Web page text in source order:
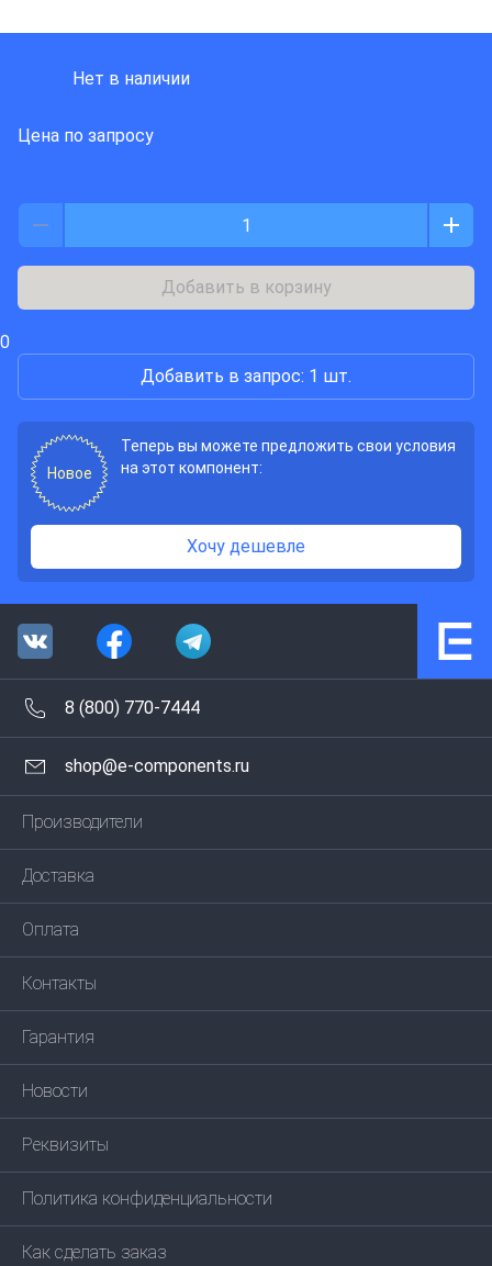
Нет в наличии
Цена по запросу
Добавить в корзину
0
Добавить в запрос: 1 шт.
Новое
Теперь вы можете предложить свои условия
на этот компонент:
Хочу дешевле
8 (800) 770-7444
shop@e-components.ru
Производители
Доставка
Оплата
Контакты
Гарантия
Новости
Реквизиты
Политика конфиденциальности
Как сделать заказ